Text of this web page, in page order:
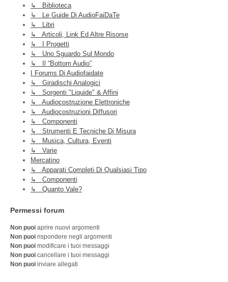
↳ Biblioteca
↳ Le Guide Di AudioFaiDaTe
↳ Libri
↳ Articoli, Link Ed Altre Risorse
↳ I Progetti
↳ Uno Sguardo Sul Mondo
↳ Il “Bottom Audio”
I Forums Di Audiofaidate
↳ Giradischi Analogici
↳ Sorgenti "liquide" & Affini
↳ Audiocostruzione Elettroniche
↳ Audiocostruzioni Diffusori
↳ Componenti
↳ Strumenti E Tecniche Di Misura
↳ Musica, Cultura, Eventi
↳ Varie
Mercatino
↳ Apparati Completi Di Qualsiasi Tipo
↳ Componenti
↳ Quanto Vale?
Permessi forum
Non puoi aprire nuovi argomenti
Non puoi rispondere negli argomenti
Non puoi modificare i tuoi messaggi
Non puoi cancellare i tuoi messaggi
Non puoi inviare allegati